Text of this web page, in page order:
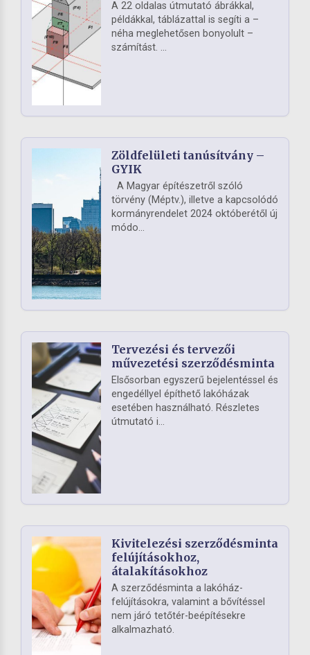
A 22 oldalas útmutató ábrákkal,
példákkal, táblázattal is segíti a –
néha meglehetősen bonyolult –
számítást. ...
Zöldfelületi tanúsítvány –
GYIK
A Magyar építészetről szóló
törvény (Méptv.), illetve a kapcsolódó
kormányrendelet 2024 októberétől új
módo...
Tervezési és tervezői
művezetési szerződésminta
Elsősorban egyszerű bejelentéssel és
engedéllyel építhető lakóházak
esetében használható. Részletes
útmutató i...
Kivitelezési szerződésminta
felújításokhoz,
átalakításokhoz
A szerződésminta a lakóház-
felújításokra, valamint a bővítéssel
nem járó tetőtér-beépítésekre
alkalmazható.